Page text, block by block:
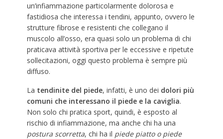
un’infiammazione particolarmente dolorosa e
fastidiosa che interessa i tendini, appunto, ovvero le
strutture fibrose e resistenti che collegano il
muscolo all’osso, era quasi solo un problema di chi
praticava attività sportiva per le eccessive e ripetute
sollecitazioni, oggi questo problema è sempre più
diffuso.
La tendinite del piede, infatti, è uno dei dolori più
comuni che interessano il piede e la caviglia.
Non solo chi pratica sport, quindi, è esposto al
rischio di infiammazione, ma anche chi ha una
postura scorretta, chi ha il piede piatto o piede